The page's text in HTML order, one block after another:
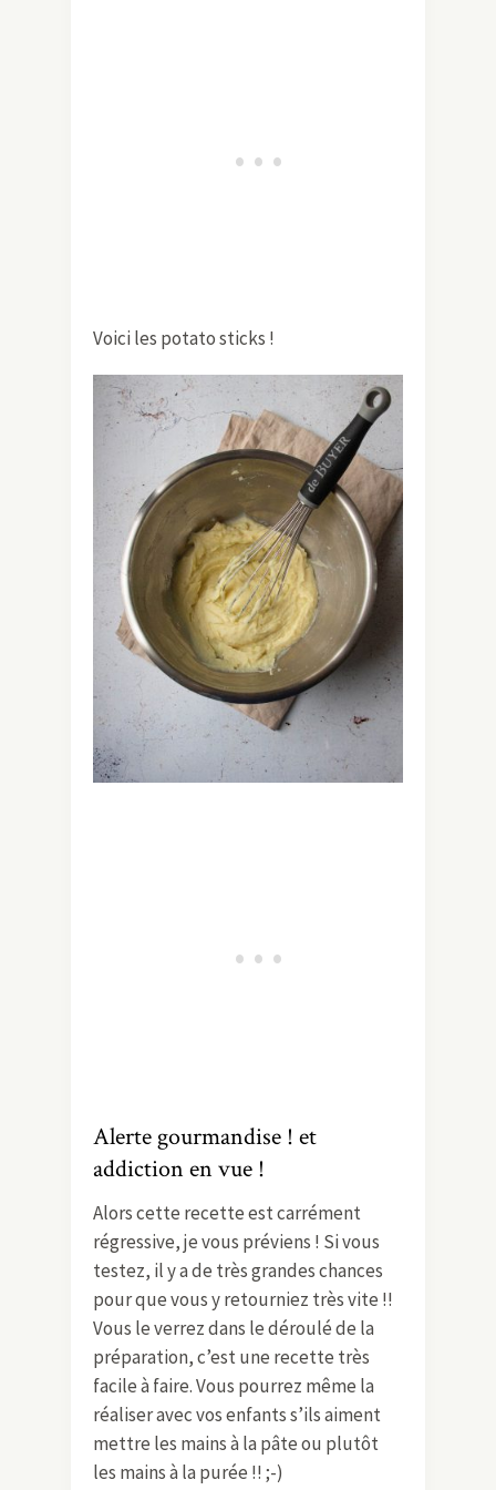
Voici les potato sticks !
Alerte gourmandise ! et
addiction en vue !
Alors cette recette est carrément
régressive, je vous préviens ! Si vous
testez, il y a de très grandes chances
pour que vous y retourniez très vite !!
Vous le verrez dans le déroulé de la
préparation, c’est une recette très
facile à faire. Vous pourrez même la
réaliser avec vos enfants s’ils aiment
mettre les mains à la pâte ou plutôt
les mains à la purée !! ;-)